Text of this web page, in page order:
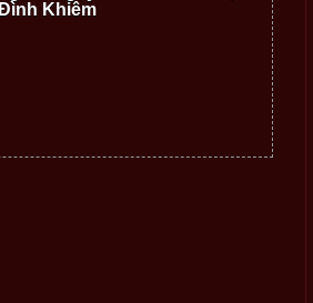
Khiêm